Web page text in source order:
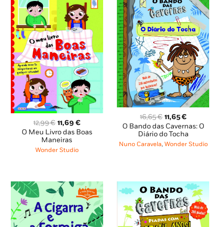
12,99€ O
preço
original
era:
11,69 €O
preço
O Meu Livro das Boas
Maneiras
Wonder Studio
16,65€ O
preço
original
era:
11,65€O
preço
atual
é:
O Bando das Cavernas: O
Diário do Tocha
Nuno Caravela, Wonder Studio